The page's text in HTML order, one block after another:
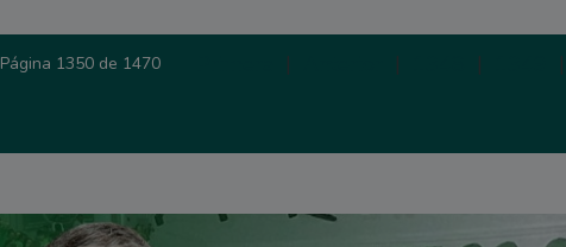
Página 1350 de 1470 | | | |